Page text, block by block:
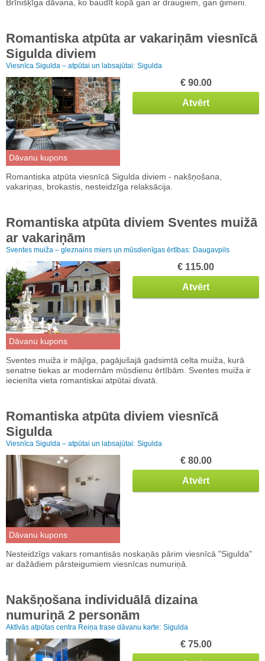
Brīnišķīga dāvana, ko baudīt kopā gan ar draugiem, gan ģimeni.
Romantiska atpūta ar vakariņām viesnīcā
Sigulda diviem
Viesnīca Sigulda – atpūtai un labsajūtai: Sigulda
Dāvanu kupons
€ 90.00
Atvērt
Romantiska atpūta viesnīcā Sigulda diviem - nakšņošana,
vakariņas, brokastis, nesteidzīga relaksācija.
Romantiska atpūta diviem Sventes muižā
ar vakariņām
Sventes muiža – gleznains miers un mūsdienīgas ērtības: Daugavpils
Dāvanu kupons
€ 115.00
Atvērt
Sventes muiža ir mājīga, pagājušajā gadsimtā celta muiža, kurā
senatne tiekas ar modernām mūsdienu ērtībām. Sventes muiža ir
iecienīta vieta romantiskai atpūtai divatā.
Romantiska atpūta diviem viesnīcā
Sigulda
Viesnīca Sigulda – atpūtai un labsajūtai: Sigulda
Dāvanu kupons
€ 80.00
Atvērt
Nesteidzīgs vakars romantisās noskaņās pārim viesnīcā "Sigulda"
ar dažādiem pārsteigumiem viesnīcas numuriņā.
Nakšņošana individuālā dizaina
numuriņā 2 personām
Aktīvās atpūtas centra Reiņa trase dāvanu karte: Sigulda
€ 75.00